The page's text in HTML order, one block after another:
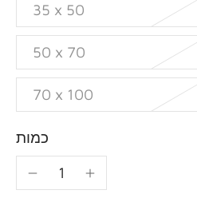
35 x 50
50 x 70
70 x 100
כמות